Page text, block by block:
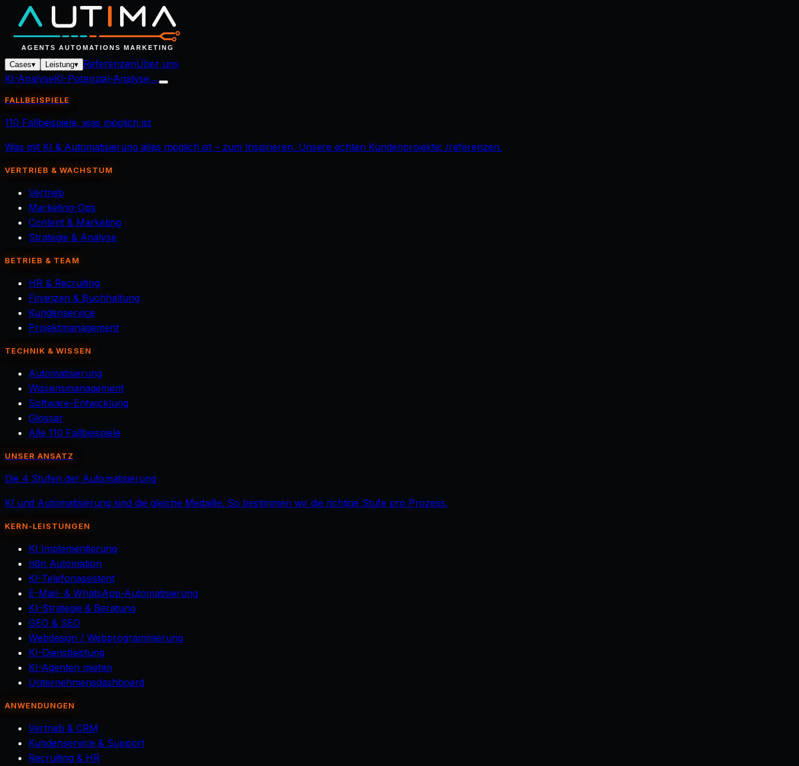
Cases▾ Leistung▾ ReferenzenÜber uns
KI-AnalyseKI-Potenzial-Analyse →
FALLBEISPIELE
110 Fallbeispiele, was möglich ist
Was mit KI & Automatisierung alles möglich ist – zum Inspirieren. Unsere echten Kundenprojekte: /referenzen.
VERTRIEB & WACHSTUM
Vertrieb
Marketing-Ops
Content & Marketing
Strategie & Analyse
BETRIEB & TEAM
HR & Recruiting
Finanzen & Buchhaltung
Kundenservice
Projektmanagement
TECHNIK & WISSEN
Automatisierung
Wissensmanagement
Software-Entwicklung
Glossar
Alle 110 Fallbeispiele
UNSER ANSATZ
Die 4 Stufen der Automatisierung
KI und Automatisierung sind die gleiche Medaille. So bestimmen wir die richtige Stufe pro Prozess.
KERN-LEISTUNGEN
KI Implementierung
n8n Automation
KI-Telefonassistent
E-Mail- & WhatsApp-Automatisierung
KI-Strategie & Beratung
GEO & SEO
Webdesign / Webprogrammierung
KI-Dienstleistung
KI-Agenten mieten
Unternehmensdashboard
ANWENDUNGEN
Vertrieb & CRM
Kundenservice & Support
Recruiting & HR